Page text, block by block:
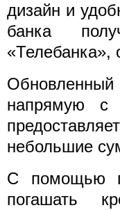
дизайн и
банка
«Телебанка»,
Обновленный
напрямую с
небольшие
С помощью
погашать